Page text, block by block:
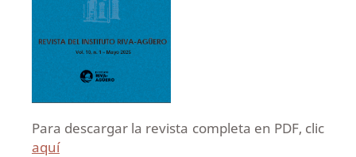
Para descargar la revista completa en PDF, clic
aquí